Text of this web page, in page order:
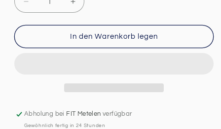
Verringere
die
Menge
10x
Erhöhe
die
Menge
für
10x
In den Warenkorb legen
Abholung bei FIT Metelen verfügbar
Gewöhnlich fertig in 24 Stunden